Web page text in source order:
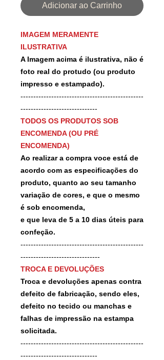
Adicionar ao Carrinho
IMAGEM MERAMENTE
ILUSTRATIVA
A Imagem acima é ilustrativa, não é
foto real do protudo (ou produto
impresso e estampado).
------------------------------------------------
------------------------------
TODOS OS PRODUTOS SOB
ENCOMENDA (OU PRÉ
ENCOMENDA)
Ao realizar a compra voce está de
acordo com as especificações do
produto, quanto ao seu tamanho
variação de cores, e que o mesmo
é sob encomenda,
e que leva de 5 a 10 dias úteis para
confeção.
------------------------------------------------
-------------------------------
TROCA E DEVOLUÇÕES
Troca e devoluções apenas contra
defeito de fabricação, sendo eles,
defeito no tecido ou manchas e
falhas de impressão na estampa
solicitada.
------------------------------------------------
------------------------------